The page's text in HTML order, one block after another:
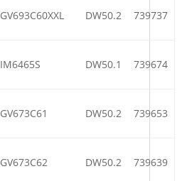
GV693C60XXL DW50.2 739737
IM6465S DW50.1 739674
GV673C61 DW50.2 739653
GV673C62 DW50.2 739639